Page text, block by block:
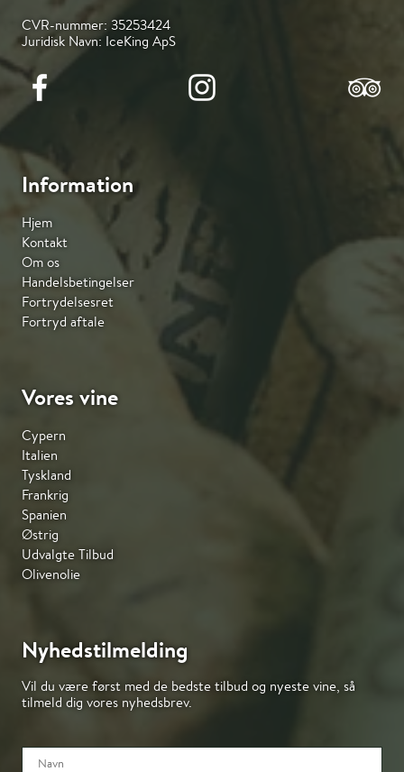
CVR-nummer: 35253424
Juridisk Navn: IceKing ApS
Information
Hjem
Kontakt
Om os
Handelsbetingelser
Fortrydelsesret
Fortryd aftale
Vores vine
Cypern
Italien
Tyskland
Frankrig
Spanien
Østrig
Udvalgte Tilbud
Olivenolie
Nyhedstilmelding
Vil du være først med de bedste tilbud og nyeste vine, så
tilmeld dig vores nyhedsbrev.